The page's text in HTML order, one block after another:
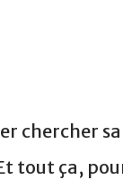
chercher
tout ça,